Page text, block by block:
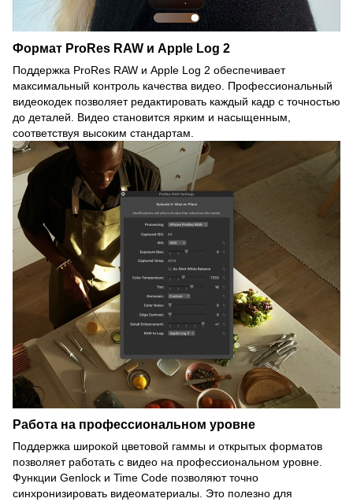
Формат ProRes RAW и Apple Log 2
Поддержка ProRes RAW и Apple Log 2 обеспечивает
максимальный контроль качества видео. Профессиональный
видеокодек позволяет редактировать каждый кадр с точностью
до деталей. Видео становится ярким и насыщенным,
соответствуя высоким стандартам.
Работа на профессиональном уровне
Поддержка широкой цветовой гаммы и открытых форматов
позволяет работать с видео на профессиональном уровне.
Функции Genlock и Time Code позволяют точно
синхронизировать видеоматериалы. Это полезно для